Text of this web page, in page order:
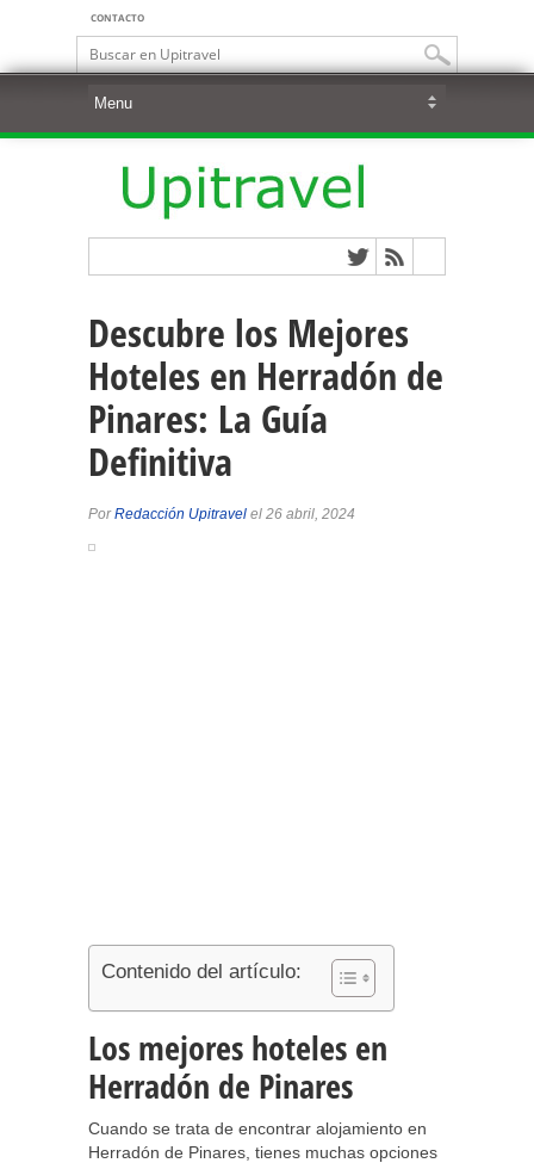
CONTACTO
Descubre los Mejores
Hoteles en Herradón de
Pinares: La Guía
Definitiva
PorRedacción Upitravel el 26 abril, 2024
Contenido del artículo:
Los mejores hoteles en
Herradón de Pinares
Cuando se trata de encontrar alojamiento en
Herradón de Pinares, tienes muchas opciones